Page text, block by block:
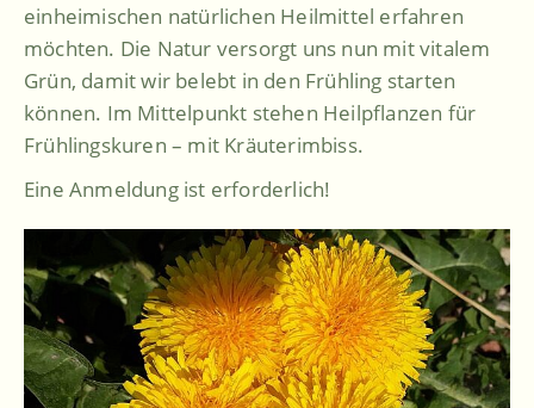
einheimischen natürlichen Heilmittel erfahren
möchten. Die Natur versorgt uns nun mit vitalem
Grün, damit wir belebt in den Frühling starten
können. Im Mittelpunkt stehen Heilpflanzen für
Frühlingskuren – mit Kräuterimbiss.
Eine Anmeldung ist erforderlich!